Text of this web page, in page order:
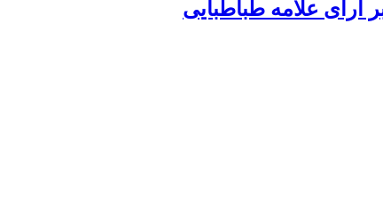
آرای علامه طباطبایی